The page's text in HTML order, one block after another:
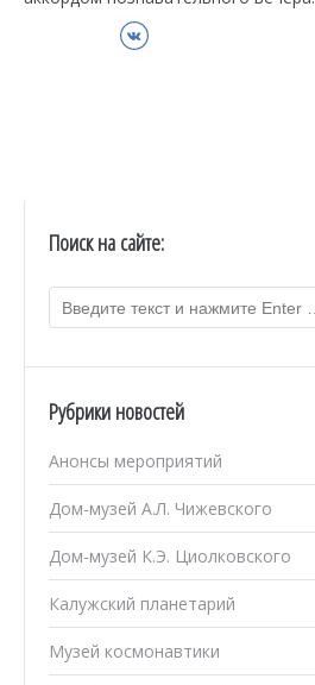
ВКонтакте
Поиск на сайте:
Рубрики новостей
Анонсы мероприятий
Дом-музей А.Л. Чижевского
Дом-музей К.Э. Циолковского
Калужский планетарий
Музей космонавтики